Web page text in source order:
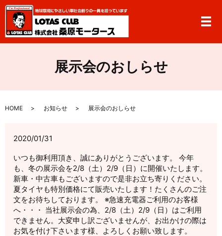
メ
展示会のおしらせ
HOME お知らせ 展示会のおしらせ
2020/01/31
いつも御利用頂き、誠にありがとうございます。 今年
も、冬の展示会を2/8（土）2/9（日）に開催いたします。
新車・中古車もございますので是非お立ち寄りください。
夏タイヤも特別価格にて販売いたします！たくさんのご注
文をお待ちしております。 ※急速充電器ご利用のお客様
へ・・・ 当社展示会の為、2/8（土）2/9（日）はご利用
できません。大変申し訳ございませんが、お出かけの際は
お気を付け下さいます様、よろしくお願い致します。